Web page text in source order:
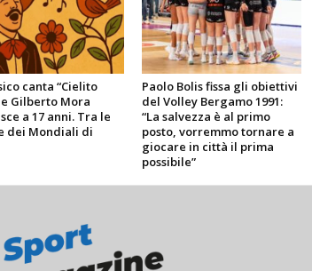
canta “Cielito
Gilberto Mora
a 17 anni. Tra le
dei Mondiali di
Paolo Bolis fissa gli obiettivi
del Volley Bergamo 1991:
“La salvezza è al primo
posto, vorremmo tornare a
giocare in città il prima
possibile”